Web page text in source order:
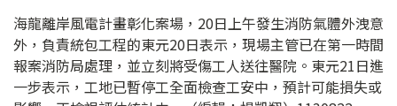
海龍離岸風電計畫彰化案場，20日上午發生消防氣體外洩意
外，負責統包工程的東元20日表示，現場主管已在第一時間
報案消防局處理，並立刻將受傷工人送往醫院。東元21日進
一步表示，工地已暫停工全面檢查工安中，預計可能損失或